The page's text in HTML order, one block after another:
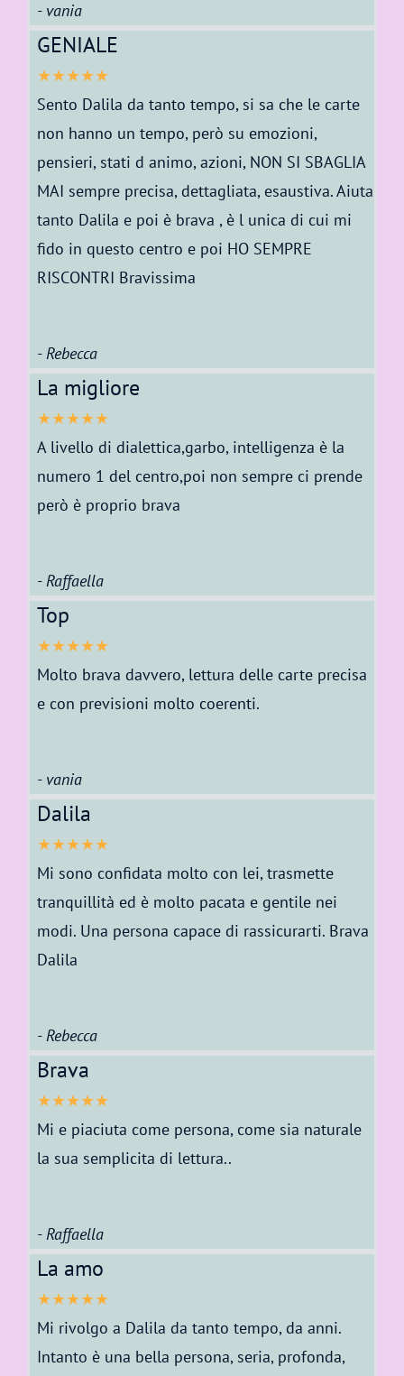
- vania
GENIALE
★★★★★
Sento Dalila da tanto tempo, si sa che le carte
non hanno un tempo, però su emozioni,
pensieri, stati d animo, azioni, NON SI SBAGLIA
MAI sempre precisa, dettagliata, esaustiva. Aiuta
tanto Dalila e poi è brava , è l unica di cui mi
fido in questo centro e poi HO SEMPRE
RISCONTRI Bravissima
- Rebecca
La migliore
★★★★★
A livello di dialettica,garbo, intelligenza è la
numero 1 del centro,poi non sempre ci prende
però è proprio brava
- Raffaella
Top
★★★★★
Molto brava davvero, lettura delle carte precisa
e con previsioni molto coerenti.
- vania
Dalila
★★★★★
Mi sono confidata molto con lei, trasmette
tranquillità ed è molto pacata e gentile nei
modi. Una persona capace di rassicurarti. Brava
Dalila
- Rebecca
Brava
★★★★★
Mi e piaciuta come persona, come sia naturale
la sua semplicita di lettura..
- Raffaella
La amo
★★★★★
Mi rivolgo a Dalila da tanto tempo, da anni.
Intanto è una bella persona, seria, profonda,